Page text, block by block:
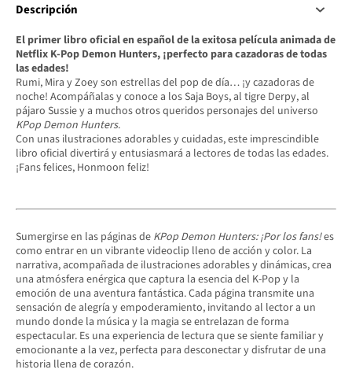
Descripción
El primer libro oficial en español de la exitosa película animada de
Netflix K-Pop Demon Hunters, ¡perfecto para cazadoras de todas
las edades!
Rumi, Mira y Zoey son estrellas del pop de día… ¡y cazadoras de
noche! Acompáñalas y conoce a los Saja Boys, al tigre Derpy, al
pájaro Sussie y a muchos otros queridos personajes del universo
KPop Demon Hunters.
Con unas ilustraciones adorables y cuidadas, este imprescindible
libro oficial divertirá y entusiasmará a lectores de todas las edades.
¡Fans felices, Honmoon feliz!
Sumergirse en las páginas de KPop Demon Hunters: ¡Por los fans!es
como entrar en un vibrante videoclip lleno de acción y color. La
narrativa, acompañada de ilustraciones adorables y dinámicas, crea
una atmósfera enérgica que captura la esencia del K-Pop y la
emoción de una aventura fantástica. Cada página transmite una
sensación de alegría y empoderamiento, invitando al lector a un
mundo donde la música y la magia se entrelazan de forma
espectacular. Es una experiencia de lectura que se siente familiar y
emocionante a la vez, perfecta para desconectar y disfrutar de una
historia llena de corazón.